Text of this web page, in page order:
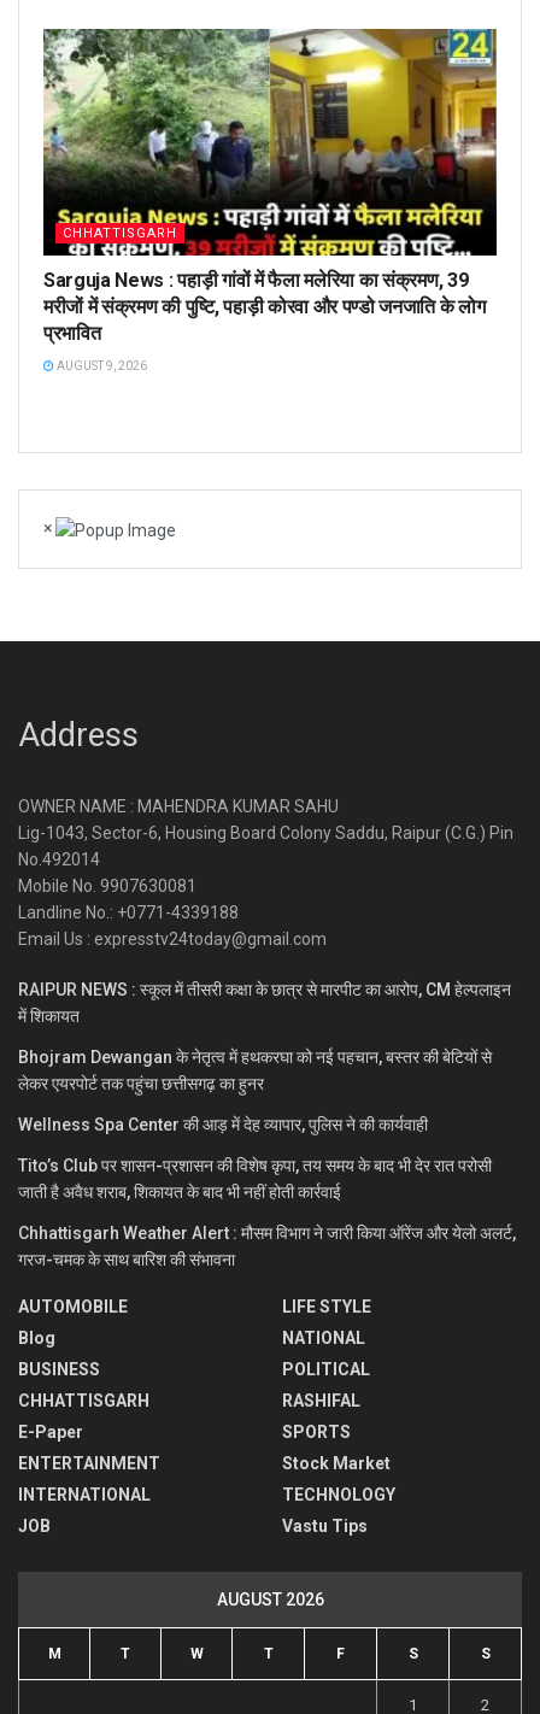
CHHATTISGARH
Sarguja News : पहाड़ी गांवों में फैला मलेरिया का संक्रमण, 39
मरीजों में संक्रमण की पुष्टि, पहाड़ी कोरवा और पण्डो जनजाति के लोग
प्रभावित
AUGUST 9, 2026
×
Address
OWNER NAME : MAHENDRA KUMAR SAHU
Lig-1043, Sector-6, Housing Board Colony Saddu, Raipur (C.G.) Pin
No.492014
Mobile No. 9907630081
Landline No.: +0771-4339188
Email Us : expresstv24today@gmail.com
RAIPUR NEWS : स्कूल में तीसरी कक्षा के छात्र से मारपीट का आरोप, CM हेल्पलाइन
में शिकायत
Bhojram Dewangan के नेतृत्व में हथकरघा को नई पहचान, बस्तर की बेटियों से
लेकर एयरपोर्ट तक पहुंचा छत्तीसगढ़ का हुनर
Wellness Spa Center की आड़ में देह व्यापार, पुलिस ने की कार्यवाही
Tito’s Club पर शासन-प्रशासन की विशेष कृपा, तय समय के बाद भी देर रात परोसी
जाती है अवैध शराब, शिकायत के बाद भी नहीं होती कार्रवाई
Chhattisgarh Weather Alert : मौसम विभाग ने जारी किया ऑरेंज और येलो अलर्ट,
गरज-चमक के साथ बारिश की संभावना
AUTOMOBILE
Blog
BUSINESS
CHHATTISGARH
E-Paper
ENTERTAINMENT
INTERNATIONAL
JOB
LIFE STYLE
NATIONAL
POLITICAL
RASHIFAL
SPORTS
Stock Market
TECHNOLOGY
Vastu Tips
AUGUST 2026
M T W T F S S
1 2